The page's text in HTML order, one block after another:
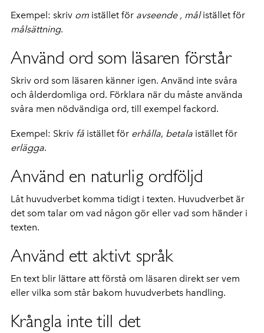
Exempel: skriv om istället för avseende , målistället för
målsättning.
Använd ord som läsaren förstår
Skriv ord som läsaren känner igen. Använd inte svåra
och ålderdomliga ord. Förklara när du måste använda
svåra men nödvändiga ord, till exempel fackord.
Exempel: Skriv få istället för erhålla, betala istället för
erlägga.
Använd en naturlig ordföljd
Låt huvudverbet komma tidigt i texten. Huvudverbet är
det som talar om vad någon gör eller vad som händer i
texten.
Använd ett aktivt språk
En text blir lättare att förstå om läsaren direkt ser vem
eller vilka som står bakom huvudverbets handling.
Krångla inte till det